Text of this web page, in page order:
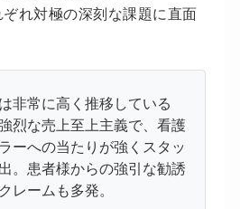
れ対極の深刻な課題に直面
非常に高く推移している
烈な売上至上主義で、看護
ーへの当たりが強くスタッ
。患者様からの強引な勧誘
レームも多発。